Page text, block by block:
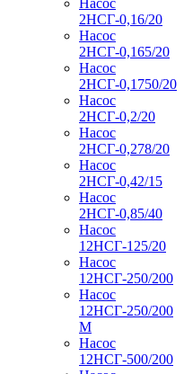
2НСГ-0,16/20
Насос
2НСГ-0,165/20
Насос
2НСГ-0,1750/20
Насос
2НСГ-0,2/20
Насос
2НСГ-0,278/20
Насос
2НСГ-0,42/15
Насос
2НСГ-0,85/40
Насос
12НСГ-125/20
Насос
12НСГ-250/200
Насос
12НСГ-250/200
М
Насос
12НСГ-500/200